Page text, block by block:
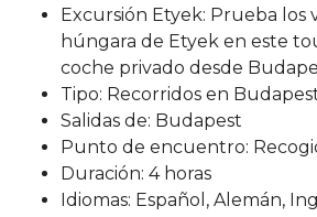
Excursión Etyek: Prueba los
húngara de Etyek en este
coche privado desde
Tipo: Recorridos en
Salidas de: Budapest
Punto de encuentro:
Duración: 4 horas
Idiomas: Español, Alemán,